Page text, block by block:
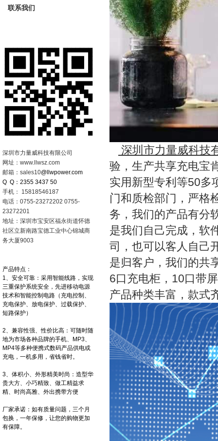
深圳市力量威科技
验，生产共享充电宝
实用新型专利等50多
门和质检部门，严格
务，我们的产品有分
是我们自己完成，软
司，也可以客人自己
是归客户，我们的共
6口充电柜，10口带
产品种类丰富，款式
联系我们
深圳市力量威科技有限公司
网址：www.llwsz.com
邮箱：sales10@llwpower.com
Q Q：2355 3437 50
手机： 15818546187
电话：0755-23272202 0755-
23272201
地址：深圳市宝安区福永街道怀德
社区立新南路宝德工业中心锦城商
务大厦9003
产品特点：
1、安全可靠：采用智能线路，实现
三重保护系统安全，先进移动电源
技术和智能控制电路（充电控制、
充电保护、放电保护、过载保护、
短路保护）
2、兼容性强、性价比高：可随时随
地为市场各种品牌的手机、MP3、
MP4等多种便携式数码产品供电或
充电，一机多用，省钱省时。
3、体积小、外形精美时尚：造型华
贵大方、小巧精致、做工精益求
精、时尚高雅、外出携带方便
厂家承诺：如有质量问题，三个月
包换，一年保修，让您的购物更加
有保障。